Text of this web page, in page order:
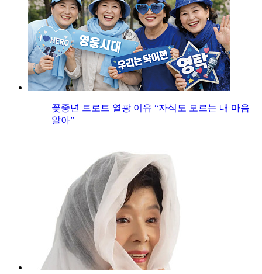
꽃중년 트로트 열광 이유 “자식도 모르는 내 마음
알아”